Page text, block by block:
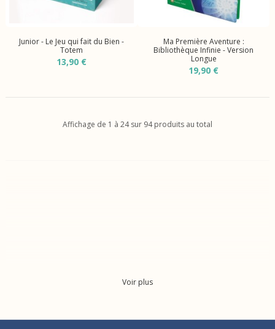
Junior - Le Jeu qui fait du Bien -
Totem
13,90 €
Ma Première Aventure :
Bibliothèque Infinie - Version
Longue
19,90 €
Affichage de 1 à 24 sur 94 produits au total
Voir plus